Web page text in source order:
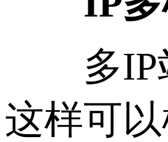
多IP站
这样可